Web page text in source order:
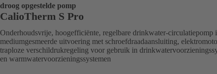
droog opgestelde pomp
CalioTherm S Pro
Onderhoudsvrije, hoogefficiënte, regelbare drinkwater-circulatiepomp
mediumgesmeerde uitvoering met schroefdraadaansluiting,
traploze verschildrukregeling voor gebruik in
en warmwatervoorzieningssystemen